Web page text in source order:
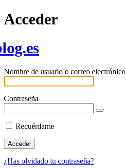
Acceder
Nombre de usuario o correo electrónico
Contraseña
Recuérdame
¿Has olvidado tu contraseña?